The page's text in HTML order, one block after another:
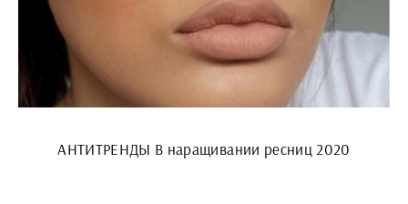
АНТИТРЕНДЫ В наращивании ресниц 2020